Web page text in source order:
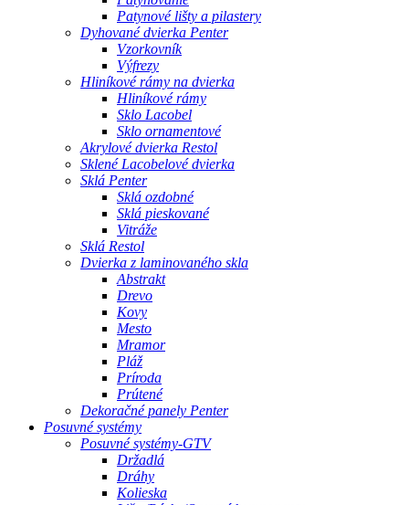
Patynové lišty a pilastery
Dyhované dvierka Penter
Vzorkovník
Výfrezy
Hliníkové rámy na dvierka
Hliníkové rámy
Sklo Lacobel
Sklo ornamentové
Akrylové dvierka Restol
Sklené Lacobelové dvierka
Sklá Penter
Sklá ozdobné
Sklá pieskované
Vitráže
Sklá Restol
Dvierka z laminovaného skla
Abstrakt
Drevo
Kovy
Mesto
Mramor
Pláž
Príroda
Prútené
Dekoračné panely Penter
Posuvné systémy
Posuvné systémy-GTV
Držadlá
Dráhy
Kolieska